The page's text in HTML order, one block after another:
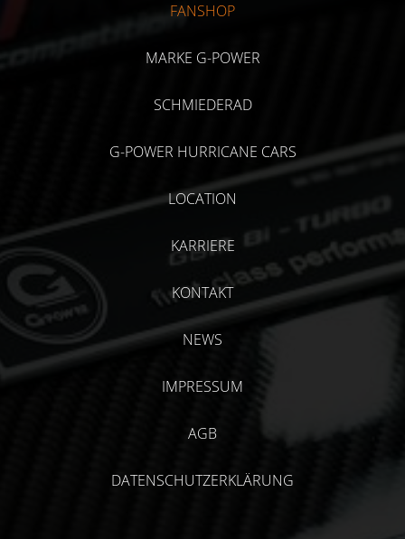
FANSHOP
MARKE G-POWER
SCHMIEDERAD
G-POWER HURRICANE CARS
LOCATION
KARRIERE
KONTAKT
NEWS
IMPRESSUM
AGB
DATENSCHUTZERKLÄRUNG